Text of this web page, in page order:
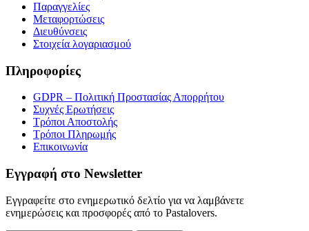
Παραγγελίες
Μεταφορτώσεις
Διευθύνσεις
Στοιχεία λογαριασμού
Πληροφορίες
GDPR – Πολιτική Προστασίας Απορρήτου
Συχνές Eρωτήσεις
Τρόποι Αποστολής
Τρόποι Πληρωμής
Επικοινωνία
Εγγραφή στο Newsletter
Εγγραφείτε στο ενημερωτικό δελτίο για να λαμβάνετε
ενημερώσεις και προσφορές από το Pastalovers.